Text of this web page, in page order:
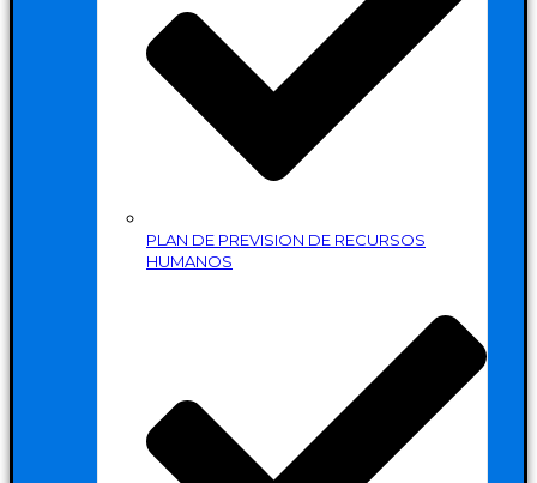
PLAN DE PREVISION DE RECURSOS
HUMANOS